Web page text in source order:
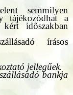
semmilyen
tájékozódhat a
kért időszakban
írásos
jellegűek.
bankja